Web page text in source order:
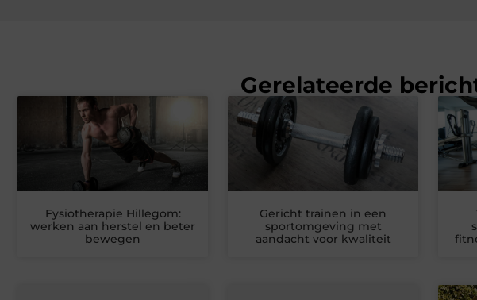
Gerelateerde
Fysiotherapie Hillegom:
werken aan herstel en beter
bewegen
Gericht trainen in een
sportomgeving met
aandacht voor kwaliteit